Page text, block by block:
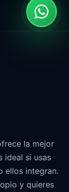
la mejor
ideal si usas
ellos integran.
y quieres